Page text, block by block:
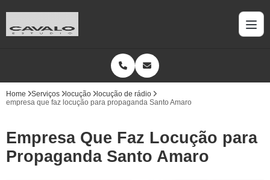
Home Serviços locução
locução de rádio
empresa que faz locução para propaganda Santo Amaro
Empresa Que Faz Locução para
Propaganda Santo Amaro